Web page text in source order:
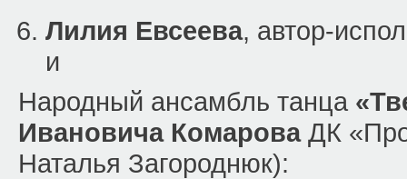
Лилия Евсеева, автор-
и
Народный ансамбль танца
Ивановича КомароваДК
Наталья Загороднюк):